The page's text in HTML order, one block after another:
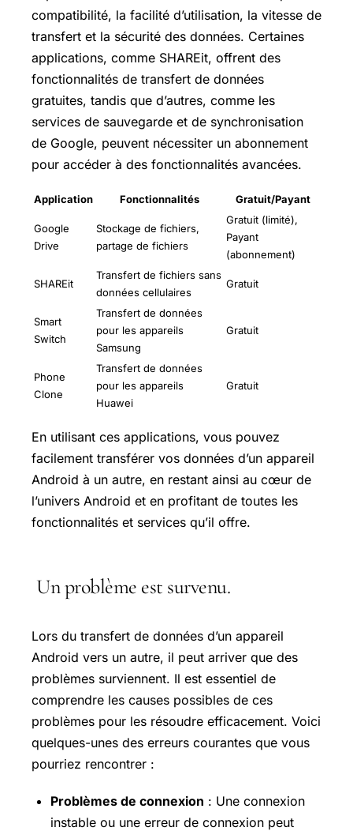
compatibilité, la facilité d’utilisation, la vitesse de
transfert et la sécurité des données. Certaines
applications, comme SHAREit, offrent des
fonctionnalités de transfert de données
gratuites, tandis que d’autres, comme les
services de sauvegarde et de synchronisation
de Google, peuvent nécessiter un abonnement
pour accéder à des fonctionnalités avancées.
Application Fonctionnalités Gratuit/Payant
Google
Drive
Stockage de fichiers,
partage de fichiers
Gratuit (limité),
Payant
(abonnement)
SHAREit
Transfert de fichiers sans
données cellulaires
Gratuit
Smart
Switch
Transfert de données
pour les appareils
Samsung
Gratuit
Phone
Clone
Transfert de données
pour les appareils
Huawei
Gratuit
En utilisant ces applications, vous pouvez
facilement transférer vos données d’un appareil
Android à un autre, en restant ainsi au cœur de
l’univers Android et en profitant de toutes les
fonctionnalités et services qu’il offre.
Un problème est survenu.
Lors du transfert de données d’un appareil
Android vers un autre, il peut arriver que des
problèmes surviennent. Il est essentiel de
comprendre les causes possibles de ces
problèmes pour les résoudre efficacement. Voici
quelques-unes des erreurs courantes que vous
pourriez rencontrer :
Problèmes de connexion : Une connexion
instable ou une erreur de connexion peut